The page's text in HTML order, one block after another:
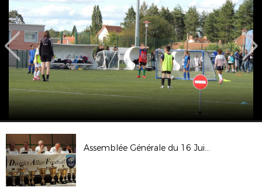
Assemblée Générale du 16 Juin 2018 à DOYET